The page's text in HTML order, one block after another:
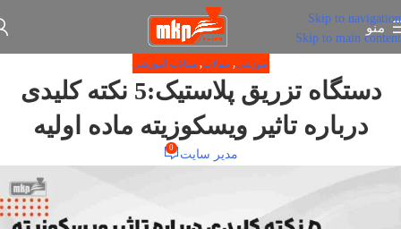
Skip to navigation
Skip to main content
منو
آموزشی, مقالات, مقالات آموزشی
دستگاه تزریق پلاستیک:5 نکته کلیدی
درباره تاثیر ویسکوزیته ماده اولیه
مدیر سایت 0